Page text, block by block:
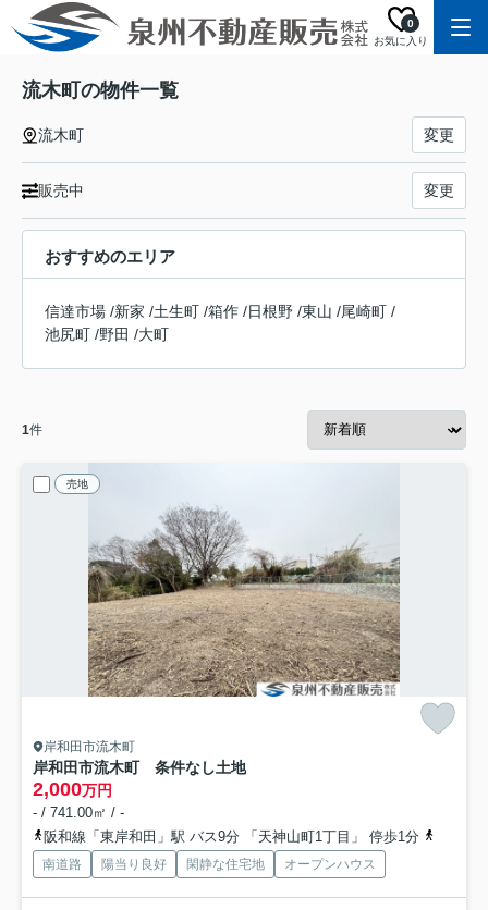
お気に入り
0
流木町の物件一覧
流木町 変更
販売中 変更
おすすめのエリア
信達市場 /新家 /土生町 /箱作 /日根野 /東山 /尾崎町 /
池尻町 /野田 /大町
1件
売地
岸和田市流木町
岸和田市流木町 条件なし土地
2,000万円
- / 741.00㎡ / -
阪和線「東岸和田」駅 バス9分 「天神山町1丁目」 停歩1分
南道路 陽当り良好 閑静な住宅地 オープンハウス